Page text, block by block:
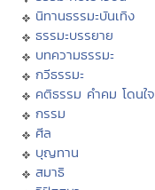
นิทานธรรมะบันเทิง
ธรรมะบรรยาย
บทความธรรมะ
กวีธรรมะ
คติธรรม คำคม โดนใจ
กรรม
ศีล
บุญทาน
สมาธิ